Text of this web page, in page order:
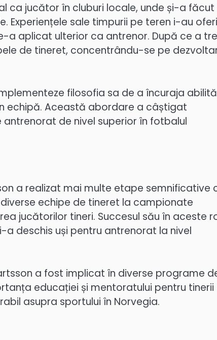
ca jucător în cluburi locale, unde și-a făcut
Experiențele sale timpurii pe teren i-au
a aplicat ulterior ca antrenor. După ce a
de tineret, concentrându-se pe
filosofia sa de a încuraja
echipă. Această abordare a câștigat
de nivel superior în fotbalul
a realizat mai multe etape semnificative
echipe de tineret la campionate
jucătorilor tineri. Succesul său în aceste
deschis uși pentru antrenorat la nivel
a fost implicat în diverse programe
educației și mentoratului pentru tinerii
asupra sportului în Norvegia.